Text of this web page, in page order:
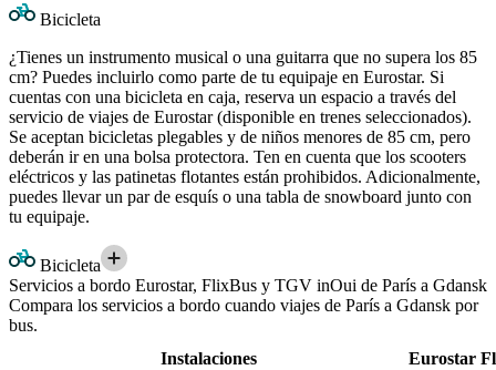
Bicicleta
¿Tienes un instrumento musical o una guitarra que no supera los 85
cm? Puedes incluirlo como parte de tu equipaje en Eurostar. Si
cuentas con una bicicleta en caja, reserva un espacio a través del
servicio de viajes de Eurostar (disponible en trenes seleccionados).
Se aceptan bicicletas plegables y de niños menores de 85 cm, pero
deberán ir en una bolsa protectora. Ten en cuenta que los scooters
eléctricos y las patinetas flotantes están prohibidos. Adicionalmente,
puedes llevar un par de esquís o una tabla de snowboard junto con
tu equipaje.
Bicicleta
Servicios a bordo Eurostar, FlixBus y TGV inOui de París a Gdansk
Compara los servicios a bordo cuando viajes de París a Gdansk por
bus.
Instalaciones
Eurostar